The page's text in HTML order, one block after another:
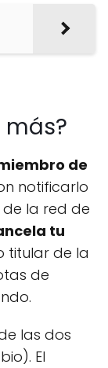
más?
de
notificarlo
la red de
tu
titular de la
de
las dos
El